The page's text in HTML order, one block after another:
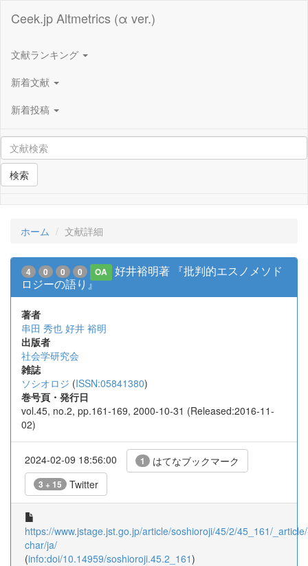
Ceek.jp Altmetrics (α ver.)
文献ランキング
新着文献
新着投稿
検索
ホーム 文献詳細
4 0 0 0 OA
好井裕明著 『批判的エスノメソド
ロジーの語り』
著者
串田 秀也 好井 裕明
出版者
社会学研究会
雑誌
ソシオロジ (ISSN:05841380)
巻号頁・発行日
vol.45, no.2, pp.161-169, 2000-10-31 (Released:2016-11-
02)
2024-02-09 18:56:00 1 はてなブックマーク
3 + 15 Twitter
https://www.jstage.jst.go.jp/article/soshioroji/45/2/45_161/
char/ja/
(info:doi/10.14959/soshioroji.45.2_161)